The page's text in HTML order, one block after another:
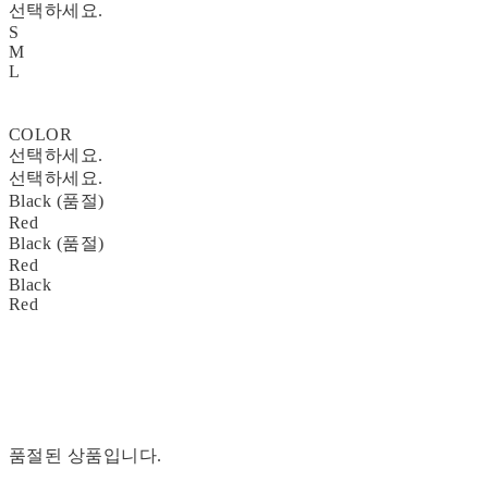
선택하세요.
S
M
L
COLOR
선택하세요.
선택하세요.
Black (품절)
Red
Black (품절)
Red
Black
Red
품절된 상품입니다.